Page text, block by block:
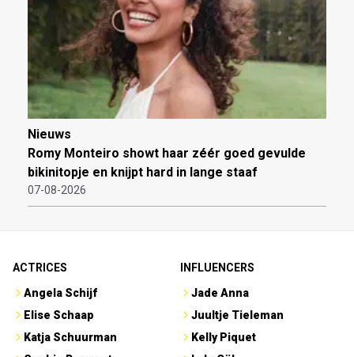
Nieuws
Romy Monteiro showt haar zéér goed gevulde
bikinitopje en knijpt hard in lange staaf
07-08-2026
ACTRICES
Angela Schijf
Elise Schaap
Katja Schuurman
INFLUENCERS
Jade Anna
Juultje Tieleman
Kelly Piquet